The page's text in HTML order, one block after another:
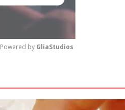
u
t
Powered by GliaStudios